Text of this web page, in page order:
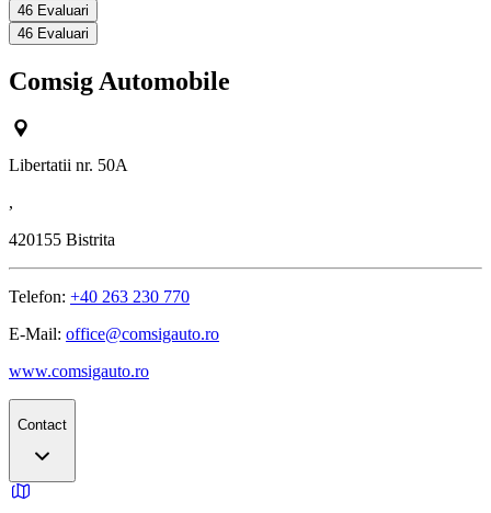
46 Evaluari
46 Evaluari
Comsig Automobile
Libertatii nr. 50A
,
420155 Bistrita
Telefon: +40 263 230 770
E-Mail: office@comsigauto.ro
www.comsigauto.ro
Contact